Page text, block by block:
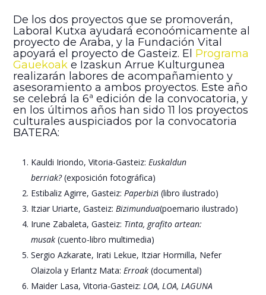
De los dos proyectos que se promoverán,
Laboral Kutxa ayudará econoómicamente al
proyecto de Araba, y la Fundación Vital
apoyará el proyecto de Gasteiz. El Programa
Gauekoak e Izaskun Arrue Kulturgunea
realizarán labores de acompañamiento y
asesoramiento a ambos proyectos. Este año
se celebrá la 6ª edición de la convocatoria, y
en los últimos años han sido 11 los proyectos
culturales auspiciados por la convocatoria
BATERA:
Kauldi Iriondo, Vitoria-Gasteiz:Euskaldun
berriak?(exposición fotográfica)
Estibaliz Agirre, Gasteiz:Paperbizi (libro ilustrado)
Itziar Uriarte, Gasteiz:Bizimundua(poemario ilustrado)
Irune Zabaleta, Gasteiz: Tinta, grafito artean:
musak(cuento-libro multimedia)
Sergio Azkarate, Irati Lekue, Itziar Hormilla, Nefer
Olaizola y Erlantz Mata:Erroak(documental)
Maider Lasa, Vitoria-Gasteiz:LOA, LOA, LAGUNA